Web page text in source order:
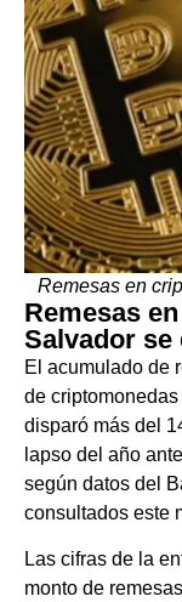
Remesas en
Remesas
Salvador se
El acumulado de
de
disparó más del
lapso del año
según datos del
consultados este
Las cifras de la
monto de